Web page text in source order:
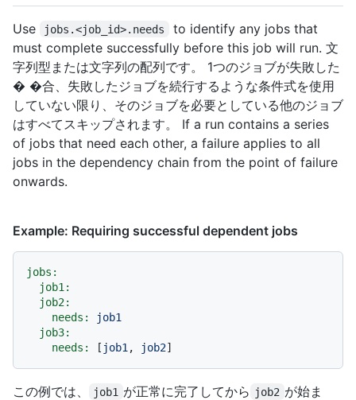
Use jobs.<job_id>.needs
to identify any jobs that
must complete successfully before this job will run. 文
字列型または文字列の配列です。 1つのジョブが失敗した
� �合、失敗したジョブを続行するような条件式を使用
していない限り、そのジョブを必要としている他のジョブ
はすべてスキップされます。 If a run contains a series
of jobs that need each other, a failure applies to all
jobs in the dependency chain from the point of failure
onwards.
Example: Requiring successful dependent jobs
jobs:
job1:
job2:
needs:
job1
job3:
needs:
[ job1 , job2
この例では、 job1 が正常に完了してから job2 が始ま